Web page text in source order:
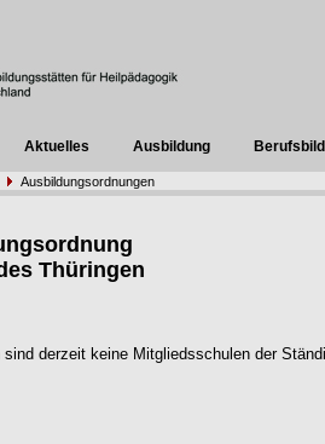
Aktuelles Ausbildung Berufsbild
Ausbildungsordnungen
Thüringen
sind derzeit keine Mitgliedsschulen der